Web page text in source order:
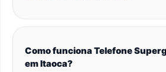
Como funciona Telefone
em Itaoca?